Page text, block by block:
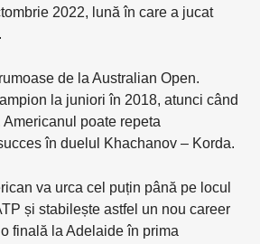
2022, lună în care a jucat
de la Australian Open.
la juniori în 2018, atunci când
Americanul poate repeta
în duelul Khachanov – Korda.
va urca cel puțin până pe locul
și stabilește astfel un nou career
finală la Adelaide în prima